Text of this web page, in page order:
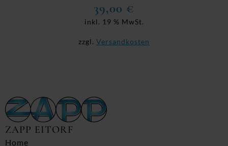
39,00 €
inkl. 19 % MwSt.
zzgl. Versandkosten
ZAPP EITORF
Home